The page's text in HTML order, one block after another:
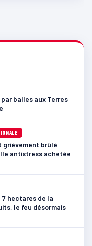
balles aux Terres
grièvement brûlé
antistress achetée
7 hectares de la
le feu désormais